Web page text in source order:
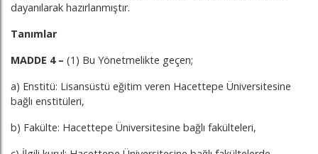
dayanılarak hazırlanmıştır.
Tanımlar
MADDE 4 – (1) Bu Yönetmelikte geçen;
a) Enstitü: Lisansüstü eğitim veren Hacettepe Üniversitesine
bağlı enstitüleri,
b) Fakülte: Hacettepe Üniversitesine bağlı fakülteleri,